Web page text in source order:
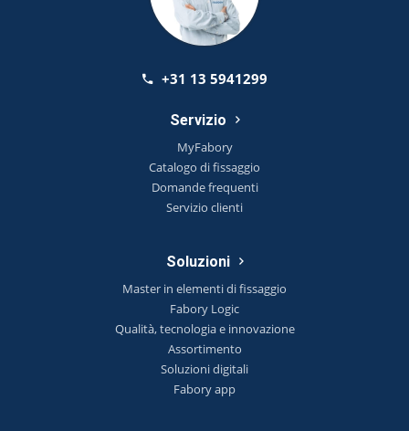
+31 13 5941299
Servizio
MyFabory
Catalogo di fissaggio
Domande frequenti
Servizio clienti
Soluzioni
Master in elementi di fissaggio
Fabory Logic
Qualità, tecnologia e innovazione
Assortimento
Soluzioni digitali
Fabory app